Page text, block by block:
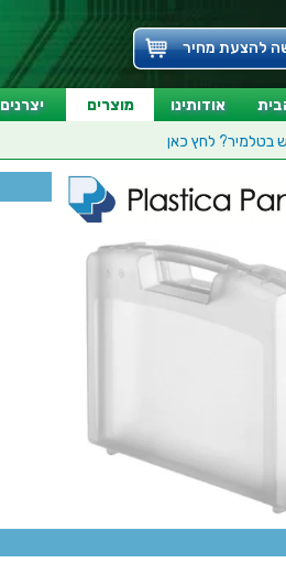
להצעת מחיר
אודותינו מוצרים יצרנים
בטלמיר? לחץ כאן